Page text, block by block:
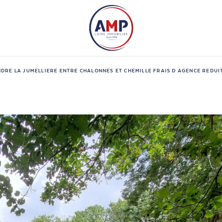
LA JUMELLIERE ENTRE CHALONNES ET CHEMILLE FRAIS D AGENCE
1 Budget